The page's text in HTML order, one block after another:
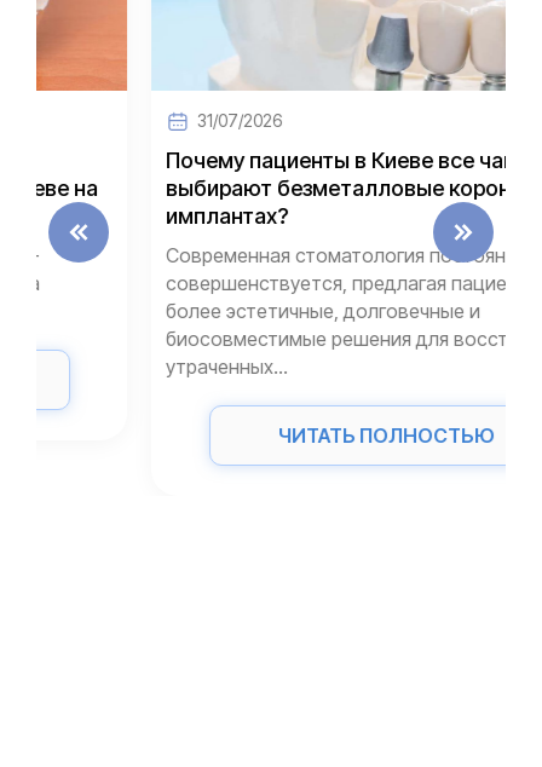
Почему пациенты в Киеве все чаще
выбирают безметалловые коронки на
имплантах?
Современная стоматология постоянно
совершенствуется, предлагая пациентам
более эстетичные, долговечные и
биосовместимые решения для восстановления
утраченных...
ЧИТАТЬ ПОЛНОСТЬЮ